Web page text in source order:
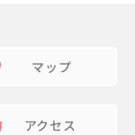
マップ
アクセス